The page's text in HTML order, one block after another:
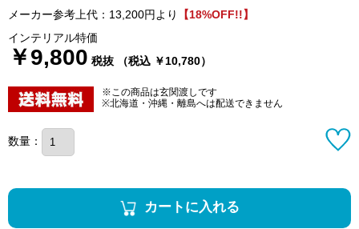
メーカー参考上代：13,200円より
【18%OFF!!】
インテリアル特価
￥9,800 税抜 （税込 ￥10,780）
※この商品は玄関渡しです
※北海道・沖縄・離島へは配送できません
数量：
カートに入れる